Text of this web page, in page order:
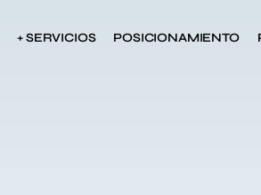
+ SERVICIOS POSICIONAMIENTO